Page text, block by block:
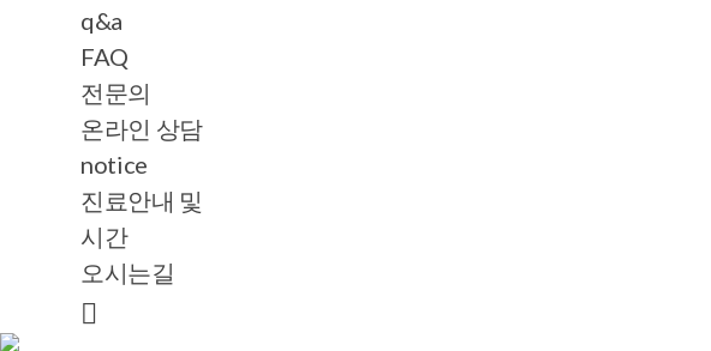
q&a
FAQ
전문의
온라인 상담
notice
진료안내 및
시간
오시는길